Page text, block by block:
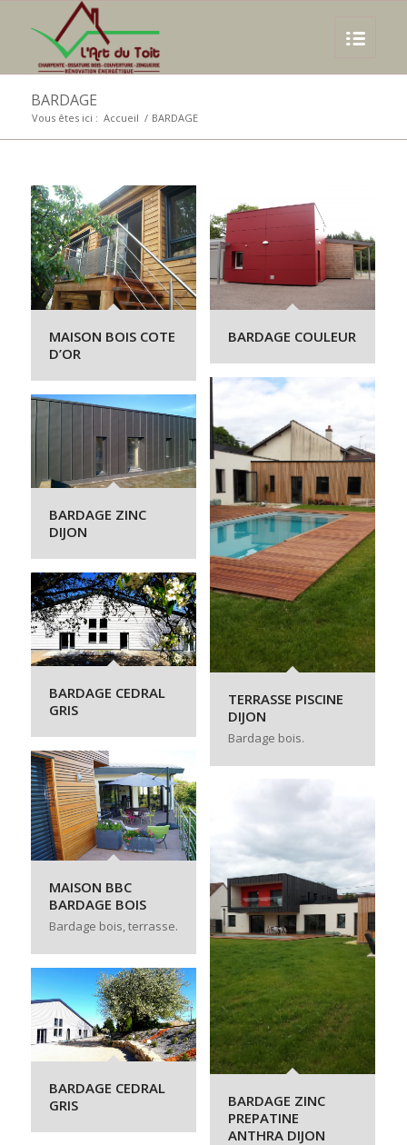
BARDAGE
Vous êtes ici : Accueil / BARDAGE
MAISON BOIS COTE
D’OR
BARDAGE COULEUR
TERRASSE PISCINE
DIJON
Bardage bois.
BARDAGE ZINC
DIJON
BARDAGE CEDRAL
GRIS
MAISON BBC
BARDAGE BOIS
Bardage bois, terrasse.
BARDAGE ZINC
PREPATINE
ANTHRA DIJON
BARDAGE CEDRAL
GRIS